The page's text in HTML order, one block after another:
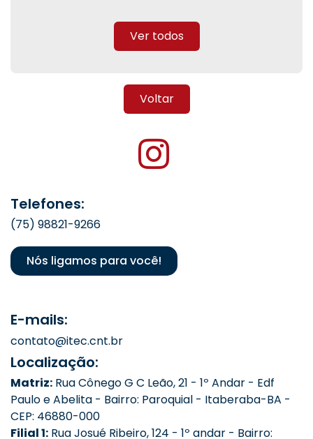
Ver todos
Voltar
Telefones:
(75) 98821-9266
Nós ligamos para você!
E-mails:
contato@itec.cnt.br
Localização:
Matriz: Rua Cônego G C Leão, 21 - 1º Andar - Edf
Paulo e Abelita - Bairro: Paroquial - Itaberaba-BA -
CEP: 46880-000
Filial 1: Rua Josué Ribeiro, 124 - 1º andar - Bairro: